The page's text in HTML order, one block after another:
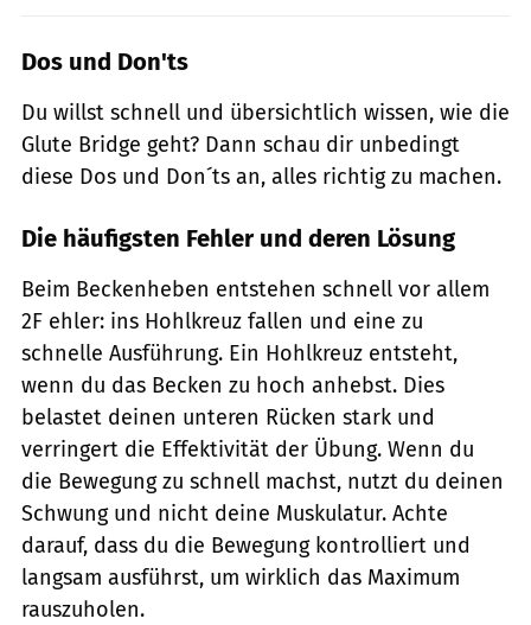
Dos und Don'ts
Du willst schnell und übersichtlich wissen, wie die
Glute Bridge geht? Dann schau dir unbedingt
diese Dos und Don´ts an, alles richtig zu machen.
Die häufigsten Fehler und deren Lösung
Beim Beckenheben entstehen schnell vor allem
2F ehler: ins Hohlkreuz fallen und eine zu
schnelle Ausführung. Ein Hohlkreuz entsteht,
wenn du das Becken zu hoch anhebst. Dies
belastet deinen unteren Rücken stark und
verringert die Effektivität der Übung. Wenn du
die Bewegung zu schnell machst, nutzt du deinen
Schwung und nicht deine Muskulatur. Achte
darauf, dass du die Bewegung kontrolliert und
langsam ausführst, um wirklich das Maximum
rauszuholen.